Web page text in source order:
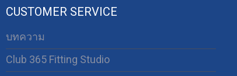
CUSTOMER SERVICE
บทความ
Club 365 Fitting Studio